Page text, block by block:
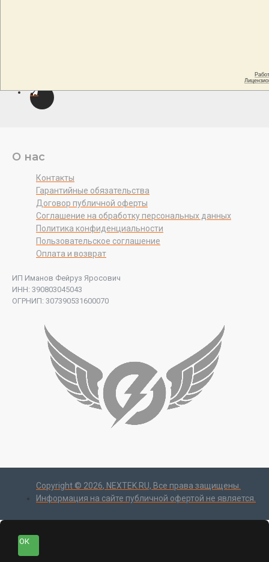
О нас
Контакты
Гарантийные обязательства
Договор публичной оферты
Соглашение на обработку персональных данных
Политика конфиденциальности
Пользовательское соглашение
Оплата и возврат
ИП Иманов Фейруз Яросович
ИНН: 390803045043
ОГРНИП: 307390531600070
Copyright © 2026, NEXTEK.RU, Все права защищены.
Информация на сайте публичной офертой не является.
ОК